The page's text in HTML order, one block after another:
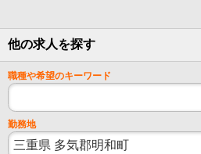
他の求人を探す
職種や希望のキーワード
勤務地